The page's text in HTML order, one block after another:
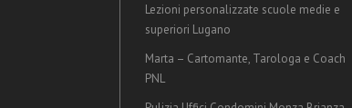
Lezioni personalizzate scuole medie e
superiori Lugano
Marta – Cartomante, Tarologa e Coach
PNL